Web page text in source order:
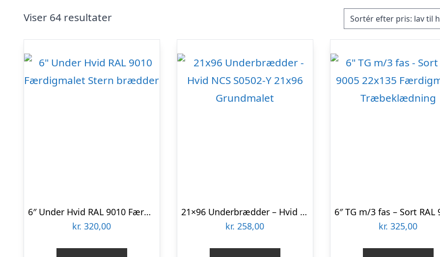
Viser 64 resultater
6″ Under Hvid RAL 9010 Færdigmalet Stern brædder
kr. 320,00
21×96 Underbrædder – Hvid NCS S0502-Y 21×96 Grundmalet
kr. 258,00
kr. 325,00